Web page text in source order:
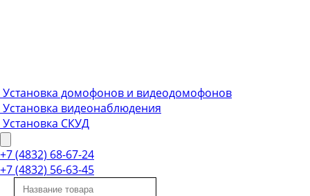
Установка домофонов и видеодомофонов
Установка видеонаблюдения
Установка СКУД
+7 (4832) 68-67-24
+7 (4832) 56-63-45